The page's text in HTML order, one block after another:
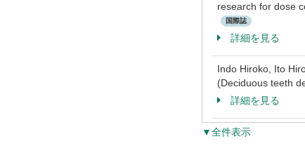
research for dose
国際誌
詳細を見る
Indo Hiroko, Ito
(Deciduous teeth
詳細を見る
▼全件表示